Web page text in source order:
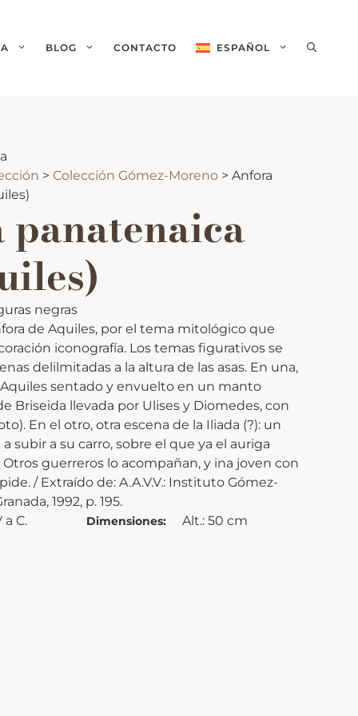
BLOG CONTACTO ESPAÑOL
> Colección Gómez-Moreno > Anfora
negras
de Aquiles, por el tema mitológico que
iconografía. Los temas figurativos se
delilmitadas a la altura de las asas. En una,
sentado y envuelto en un manto
Briseida llevada por Ulises y Diomedes, con
En el otro, otra escena de la Iliada (?): un
subir a su carro, sobre el que ya el auriga
guerreros lo acompañan, y ina joven con
/ Extraído de: A.A.V.V.: Instituto Gómez-
1992, p. 195.
a C.
Dimensiones: Alt.: 50 cm